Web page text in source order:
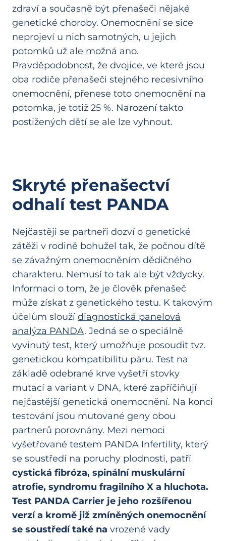
zdraví a současně být přenašeči nějaké
genetické choroby. Onemocnění se sice
neprojeví u nich samotných, u jejich
potomků už ale možná ano.
Pravděpodobnost, že dvojice, ve které jsou
oba rodiče přenašeči stejného recesivního
onemocnění, přenese toto onemocnění na
potomka, je totiž 25 %. Narození takto
postižených dětí se ale lze vyhnout.
Skryté přenašectví
odhalí test PANDA
Nejčastěji se partneři dozví o genetické
zátěži v rodině bohužel tak, že počnou dítě
se závažným onemocněním dědičného
charakteru. Nemusí to tak ale být vždycky.
Informaci o tom, že je člověk přenašeč
může získat z genetického testu. K takovým
účelům slouží diagnostická panelová
analýza PANDA. Jedná se o speciálně
vyvinutý test, který umožňuje posoudit tvz.
genetickou kompatibilitu páru. Test na
základě odebrané krve vyšetří stovky
mutací a variant v DNA, které zapříčiňují
nejčastější genetická onemocnění. Na konci
testování jsou mutované geny obou
partnerů porovnány. Mezi nemoci
vyšetřované testem PANDA Infertility, který
se soustředí na poruchy plodnosti, patří
cystická fibróza, spinální muskulární
atrofie, syndromu fragilního X a hluchota.
Test PANDA Carrier je jeho rozšířenou
verzí a kromě již zmíněných onemocnění
se soustředí také na vrozené vady